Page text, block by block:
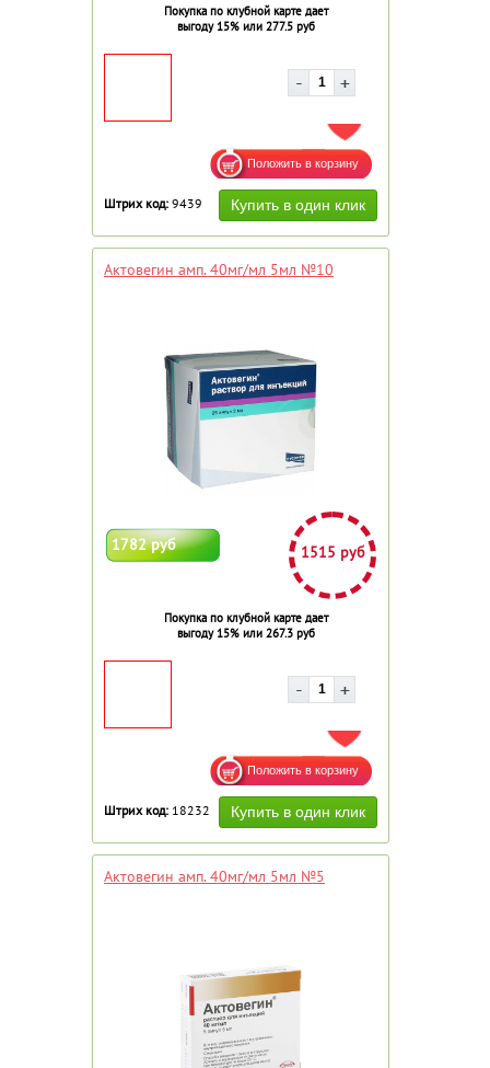
Покупка по клубной карте дает
выгоду 15% или 277.5 руб
ДОБАВИТЬ В ИЗБРАННОЕ
Штрих код: 9439
Актовегин амп. 40мг/мл 5мл №10
1782 руб 1515 руб
Покупка по клубной карте дает
выгоду 15% или 267.3 руб
ДОБАВИТЬ В ИЗБРАННОЕ
Штрих код: 18232
Актовегин амп. 40мг/мл 5мл №5